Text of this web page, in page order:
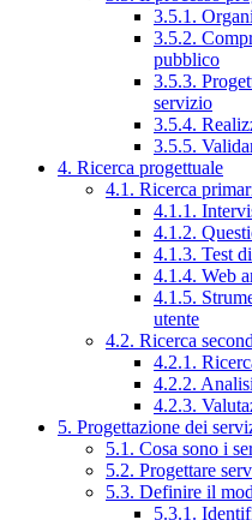
3.5.1.
3.5.2.
pubblico
3.5.3.
servizio
3.5.4.
3.5.5.
4. Ricerca progettuale
4.1. Ricerca
4.1.1.
4.1.2.
4.1.3. Test
4.1.4. Web
4.1.5.
utente
4.2. Ricerca
4.2.1.
4.2.2.
4.2.3.
5. Progettazione dei
5.1. Cosa sono i
5.2. Progettare
5.3. Definire il
5.3.1.